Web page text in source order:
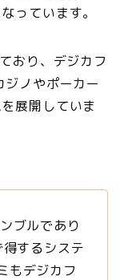
っています。
おり、デジカフ
ジノやポーカー
展開していま
ブルであり
するシステ
もデジカフ